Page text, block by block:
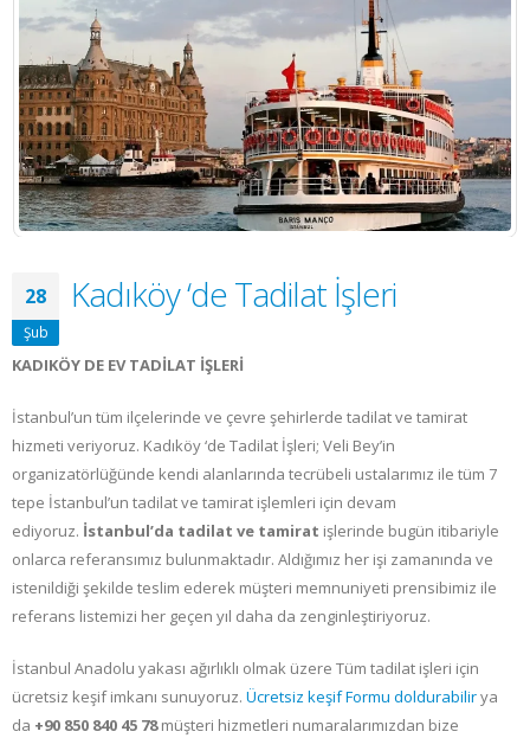
28
Şub
Kadıköy ‘de Tadilat İşleri
KADIKÖY DE EV TADİLAT İŞLERİ
İstanbul’un tüm ilçelerinde ve çevre şehirlerde tadilat ve tamirat
hizmeti veriyoruz. Kadıköy ‘de Tadilat İşleri; Veli Bey’in
organizatörlüğünde kendi alanlarında tecrübeli ustalarımız ile tüm 7
tepe İstanbul’un tadilat ve tamirat işlemleri için devam
ediyoruz. İstanbul’da tadilat ve tamirat işlerinde bugün itibariyle
onlarca referansımız bulunmaktadır. Aldığımız her işi zamanında ve
istenildiği şekilde teslim ederek müşteri memnuniyeti prensibimiz ile
referans listemizi her geçen yıl daha da zenginleştiriyoruz.
İstanbul Anadolu yakası ağırlıklı olmak üzere Tüm tadilat işleri için
ücretsiz keşif imkanı sunuyoruz. Ücretsiz keşif Formu doldurabilirya
da +90 850 840 45 78müşteri hizmetleri numaralarımızdan bize